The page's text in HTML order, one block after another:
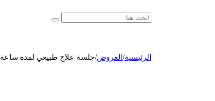
الرئيسية/ العروض/جلسة علاج طبيعي لمدة ساعة